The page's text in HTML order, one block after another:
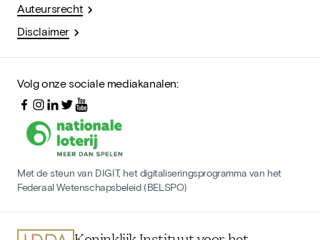
Auteursrecht
Disclaimer
Volg onze sociale mediakanalen:
Met de steun van DIGIT, het digitaliseringsprogramma van het
Federaal Wetenschapsbeleid (BELSPO)